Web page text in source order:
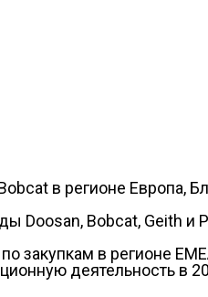
в регионе Европа,
Doosan, Bobcat, Geith и
в регионе
деятельность в